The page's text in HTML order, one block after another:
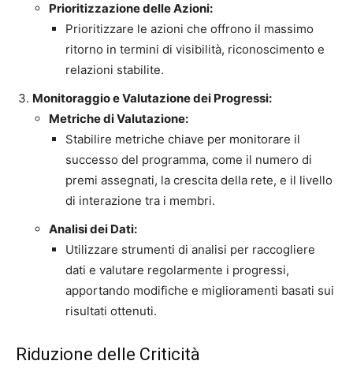
Prioritizzazione delle Azioni:
Prioritizzare le azioni che offrono il massimo
ritorno in termini di visibilità, riconoscimento e
relazioni stabilite.
Monitoraggio e Valutazione dei Progressi:
Metriche di Valutazione:
Stabilire metriche chiave per monitorare il
successo del programma, come il numero di
premi assegnati, la crescita della rete, e il livello
di interazione tra i membri.
Analisi dei Dati:
Utilizzare strumenti di analisi per raccogliere
dati e valutare regolarmente i progressi,
apportando modifiche e miglioramenti basati sui
risultati ottenuti.
Riduzione delle Criticità